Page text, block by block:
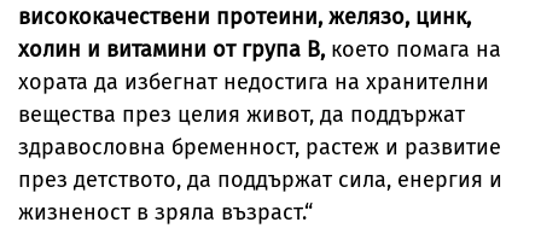
висококачествени протеини, желязо, цинк,
холин и витамини от група В, което помага на
хората да избегнат недостига на хранителни
вещества през целия живот, да поддържат
здравословна бременност, растеж и развитие
през детството, да поддържат сила, енергия и
жизненост в зряла възраст.“